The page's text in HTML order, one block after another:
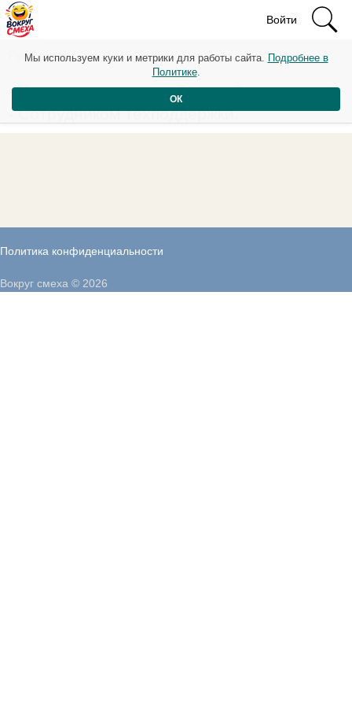
Войти
Рейтинг: 4
- Ты кем на хеллоуин будешь?
- Сотрудником техподдержки.
Политика конфиденциальности
Мы используем куки и метрики для работы сайта. Подробнее в
Политике.
ОК
Вокруг смеха © 2026